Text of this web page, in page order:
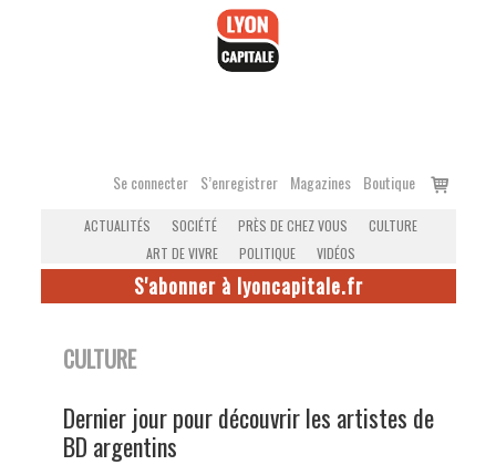
Se connecter S’enregistrer Magazines Boutique
Voir
ACTUALITÉS SOCIÉTÉ PRÈS DE CHEZ VOUS
CULTURE
ART DE VIVRE
POLITIQUE VIDÉOS
S'abonner à lyoncapitale.fr
CULTURE
Dernier jour pour découvrir les artistes de
BD argentins